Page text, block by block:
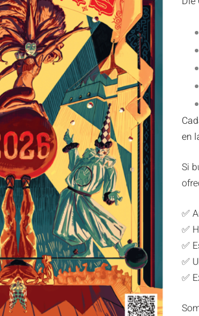
en
Si
✅
✅
✅
✅
✅